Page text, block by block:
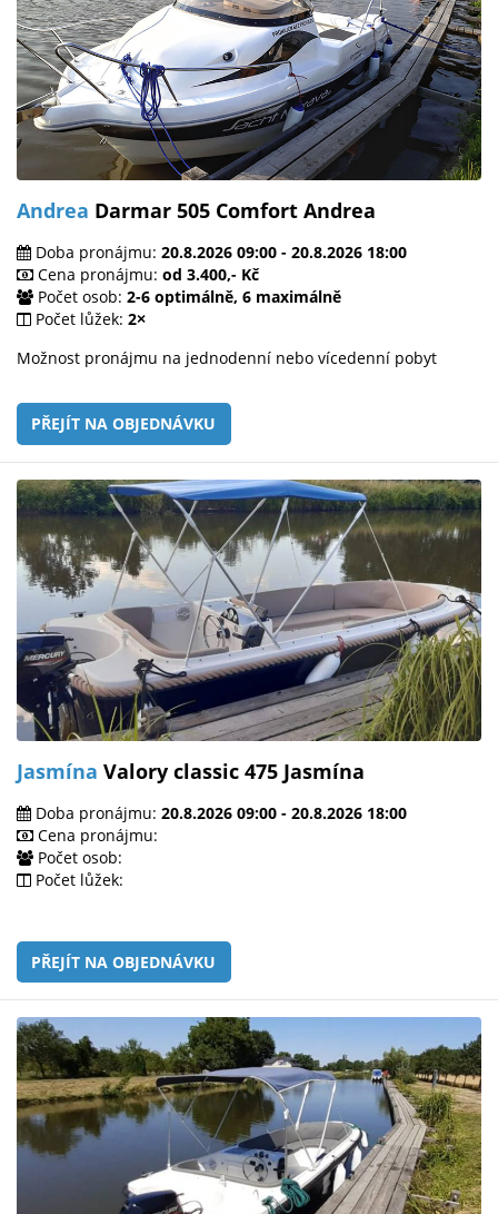
Andrea Darmar 505 Comfort Andrea
Doba pronájmu: 20.8.2026 09:00 - 20.8.2026 18:00
Cena pronájmu: od 3.400,- Kč
Počet osob: 2-6 optimálně, 6 maximálně
Počet lůžek: 2×
Možnost pronájmu na jednodenní nebo vícedenní pobyt
PŘEJÍT NA OBJEDNÁVKU
Jasmína Valory classic 475 Jasmína
Doba pronájmu: 20.8.2026 09:00 - 20.8.2026 18:00
Cena pronájmu:
Počet osob:
Počet lůžek:
PŘEJÍT NA OBJEDNÁVKU